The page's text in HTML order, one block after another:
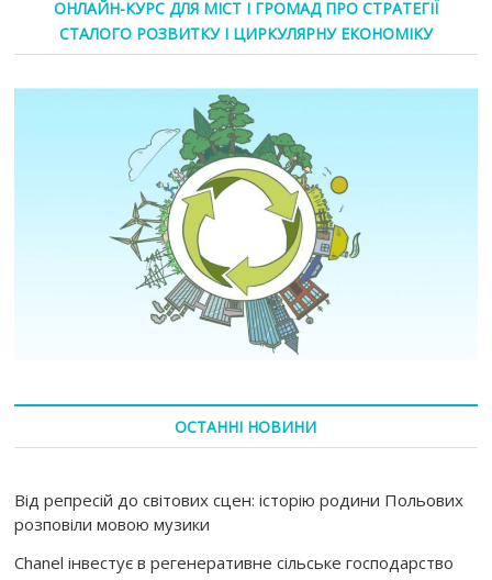
ОНЛАЙН-КУРС ДЛЯ МІСТ І ГРОМАД ПРО СТРАТЕГІЇ
СТАЛОГО РОЗВИТКУ І ЦИРКУЛЯРНУ ЕКОНОМІКУ
ОСТАННІ НОВИНИ
Від репресій до світових сцен: історію родини Польових
розповіли мовою музики
Chanel інвестує в регенеративне сільське господарство